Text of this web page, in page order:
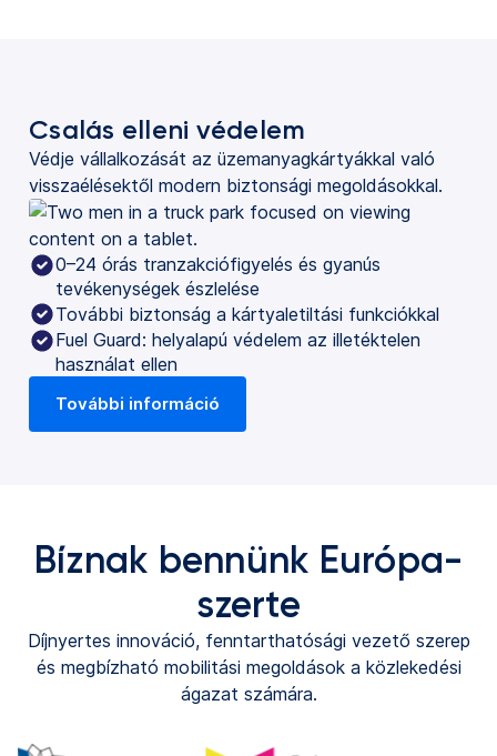
Csalás elleni védelem
Védje vállalkozását az üzemanyagkártyákkal való
visszaélésektől modern biztonsági megoldásokkal.
0–24 órás tranzakciófigyelés és gyanús
tevékenységek észlelése
További biztonság a kártyaletiltási funkciókkal
Fuel Guard: helyalapú védelem az illetéktelen
használat ellen
További információ
Bíznak bennünk Európa-
szerte
Díjnyertes innováció, fenntarthatósági vezető szerep
és megbízható mobilitási megoldások a közlekedési
ágazat számára.